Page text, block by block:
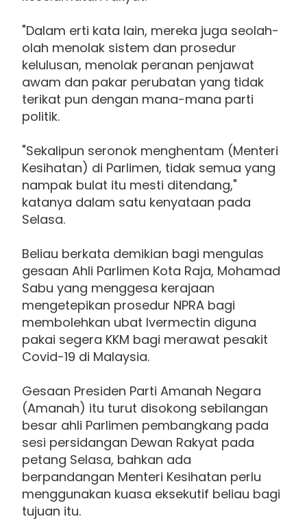
"Dalam erti kata lain, mereka juga seolah-
olah menolak sistem dan prosedur
kelulusan, menolak peranan penjawat
awam dan pakar perubatan yang tidak
terikat pun dengan mana-mana parti
politik.
"Sekalipun seronok menghentam (Menteri
Kesihatan) di Parlimen, tidak semua yang
nampak bulat itu mesti ditendang,"
katanya dalam satu kenyataan pada
Selasa.
Beliau berkata demikian bagi mengulas
gesaan Ahli Parlimen Kota Raja, Mohamad
Sabu yang menggesa kerajaan
mengetepikan prosedur NPRA bagi
membolehkan ubat Ivermectin diguna
pakai segera KKM bagi merawat pesakit
Covid-19 di Malaysia.
Gesaan Presiden Parti Amanah Negara
(Amanah) itu turut disokong sebilangan
besar ahli Parlimen pembangkang pada
sesi persidangan Dewan Rakyat pada
petang Selasa, bahkan ada
berpandangan Menteri Kesihatan perlu
menggunakan kuasa eksekutif beliau bagi
tujuan itu.